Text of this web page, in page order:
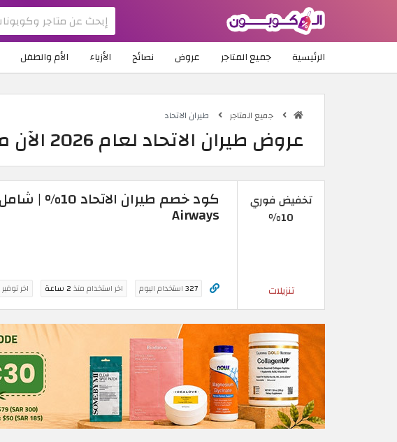
الرئيسية جميع المتاجر عروض نصائح الأزياء الأم والطفل
جميع المتاجر طيران الاتحاد
عروض طيران الاتحاد لعام 2026 الآن متاحة بلا أي شروط
تخفيض فوري
10%
تنزيلات
Airways
327استخدام اليوم اخر استخدام منذ2 ساعة اخر توفير